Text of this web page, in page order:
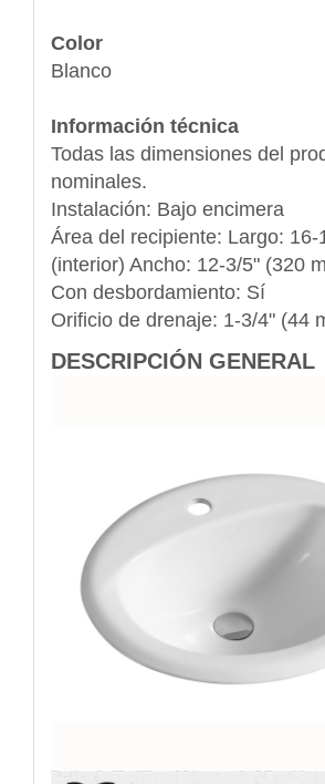
Color
Blanco
Información técnica
Todas las dimensiones del
nominales.
Instalación: Bajo encimera
Área del recipiente: Largo: 16-
(interior) Ancho: 12-3/5" (320
Con desbordamiento: Sí
Orificio de drenaje: 1-3/4" (44
DESCRIPCIÓN GENERAL